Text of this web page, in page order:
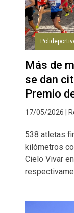
Más de
se dan
Premio
17/05/2026 |
538 atletas
kilómetros
Cielo Vivar